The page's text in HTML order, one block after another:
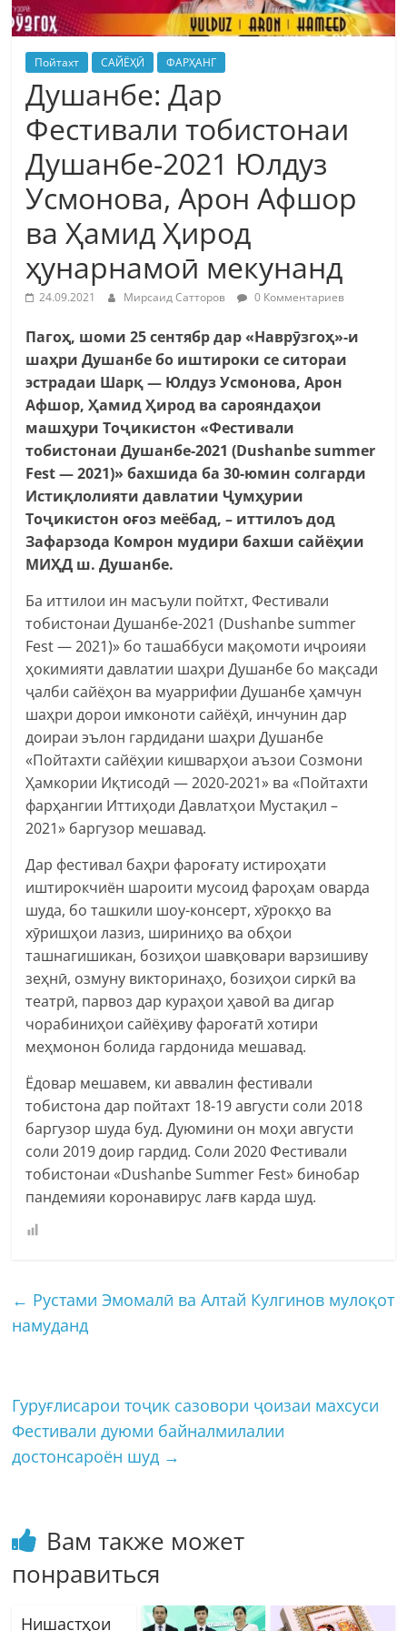
Пойтахт САЙЁҲӢ ФАРҲАНГ
Душанбе: Дар
Фестивали тобистонаи
Душанбе-2021 Юлдуз
Усмонова, Арон Афшор
ва Ҳамид Ҳирод
ҳунарнамоӣ мекунанд
24.09.2021 Мирсаид Сатторов 0 Комментариев
Пагоҳ, шоми 25 сентябр дар «Наврӯзгоҳ»-и
шаҳри Душанбе бо иштироки се ситораи
эстрадаи Шарқ — Юлдуз Усмонова, Арон
Афшор, Ҳамид Ҳирод ва сарояндаҳои
машҳури Тоҷикистон «Фестивали
тобистонаи Душанбе-2021 (Dushanbe summer
Fest — 2021)» бахшида ба 30-юмин солгарди
Истиқлолияти давлатии Ҷумҳурии
Тоҷикистон оғоз меёбад, – иттилоъ дод
Зафарзода Комрон мудири бахши сайёҳии
МИҲД ш. Душанбе.
Ба иттилои ин масъули пойтхт, Фестивали
тобистонаи Душанбе-2021 (Dushanbe summer
Fest — 2021)» бо ташаббуси мақомоти иҷроияи
ҳокимияти давлатии шаҳри Душанбе бо мақсади
ҷалби сайёҳон ва муаррифии Душанбе ҳамчун
шаҳри дорои имконоти сайёҳӣ, инчунин дар
доираи эълон гардидани шаҳри Душанбе
«Пойтахти сайёҳии кишварҳои аъзои Созмони
Ҳамкории Иқтисодӣ — 2020-2021» ва «Пойтахти
фарҳангии Иттиҳоди Давлатҳои Мустақил –
2021» баргузор мешавад.
Дар фестивал баҳри фароғату истироҳати
иштирокчиён шароити мусоид фароҳам оварда
шуда, бо ташкили шоу-консерт, хӯрокҳо ва
хӯришҳои лазиз, шириниҳо ва обҳои
ташнагишикан, бозиҳои шавқовари варзишиву
зеҳнӣ, озмуну викторинаҳо, бозиҳои сиркӣ ва
театрӣ, парвоз дар кураҳои ҳавоӣ ва дигар
чорабиниҳои сайёҳиву фароғатӣ хотири
меҳмонон болида гардонида мешавад.
Ёдовар мешавем, ки аввалин фестивали
тобистона дар пойтахт 18-19 августи соли 2018
баргузор шуда буд. Дуюмини он моҳи августи
соли 2019 доир гардид. Соли 2020 Фестивали
тобистонаи «Dushanbe Summer Fest» бинобар
пандемияи коронавирус лағв карда шуд.
← Рустами Эмомалӣ ва Алтай Кулгинов мулоқот
намуданд
Гуруғлисарои тоҷик сазовори ҷоизаи махсуси
Фестивали дуюми байналмилалии
достонсароён шуд →
Вам также может
понравиться
Нишастҳои